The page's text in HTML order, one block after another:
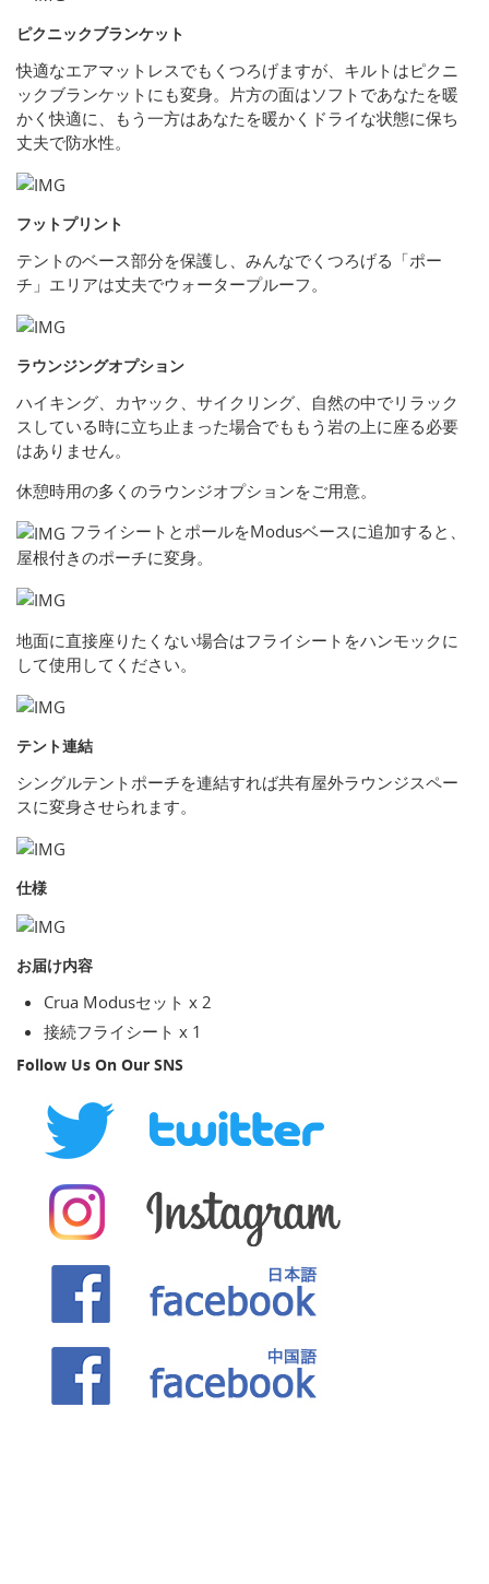
ピクニックブランケット
快適なエアマットレスでもくつろげますが、キルトはピクニ
ックブランケットにも変身。片方の面はソフトであなたを暖
かく快適に、もう一方はあなたを暖かくドライな状態に保ち
丈夫で防水性。
フットプリント
テントのベース部分を保護し、みんなでくつろげる「ポー
チ」エリアは丈夫でウォータープルーフ。
ラウンジングオプション
ハイキング、カヤック、サイクリング、自然の中でリラック
スしている時に立ち止まった場合でももう岩の上に座る必要
はありません。
休憩時用の多くのラウンジオプションをご用意。
フライシートとポールをModusベースに追加すると、
屋根付きのポーチに変身。
地面に直接座りたくない場合はフライシートをハンモックに
して使用してください。
テント連結
シングルテントポーチを連結すれば共有屋外ラウンジスペー
スに変身させられます。
仕様
お届け内容
Crua Modusセット x 2
接続フライシート x 1
Follow Us On Our SNS